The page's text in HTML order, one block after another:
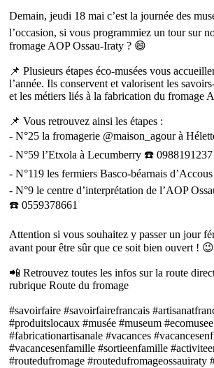
Demain, jeudi 18 mai c’est la journée des
l’occasion, si vous programmiez un tour sur
fromage AOP Ossau-Iraty ? 😄
📌 Plusieurs étapes éco-musées vous
l’année. Ils conservent et valorisent les
et les métiers liés à la fabrication du fromage
📌 Vous retrouvez ainsi les étapes :
- N°25 la fromagerie @maison_agour à
- N°59 l’Etxola à Lecumberry ☎️ 0988191237
- N°119 les fermiers Basco-béarnais
- N°9 le centre d’interprétation de l’AOP
☎️ 0559378661
Attention si vous souhaitez y passer un jour
avant pour être sûr que ce soit bien ouvert ! 😉
📲 Retrouvez toutes les infos sur la route
rubrique Route du fromage
#savoirfaire #savoirfairefrancais
#produitslocaux #musée #museum
#fabricationartisanale #vacances
#vacancesenfamille #sortieenfamille
#routedufromage #routedufromageossauiraty